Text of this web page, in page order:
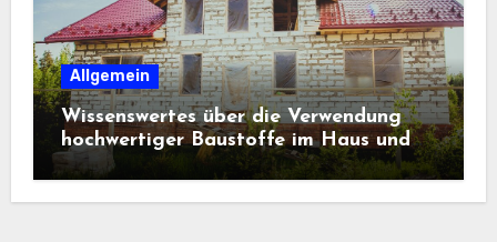
Allgemein
Wissenswertes über die Verwendung
hochwertiger Baustoffe im Haus und
beim Hausbau